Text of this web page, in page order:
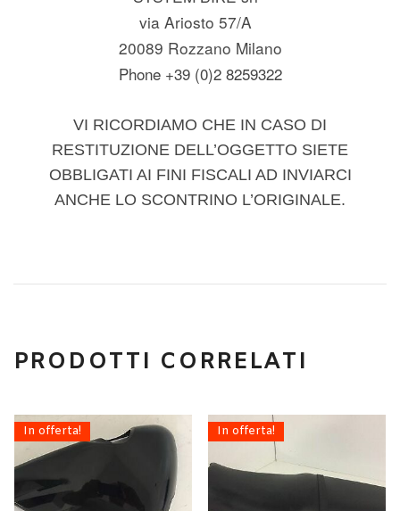
via Ariosto 57/A
20089 Rozzano Milano
Phone +39 (0)2 8259322
VI RICORDIAMO CHE IN CASO DI
RESTITUZIONE DELL’OGGETTO SIETE
OBBLIGATI AI FINI FISCALI AD INVIARCI
ANCHE LO SCONTRINO L’ORIGINALE.
PRODOTTI CORRELATI
In offerta! In offerta!